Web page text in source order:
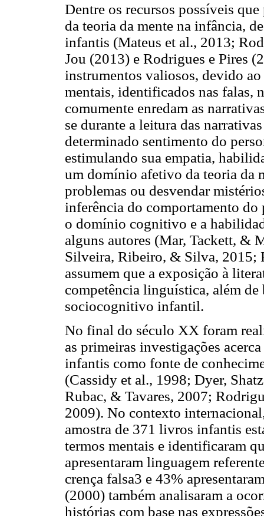
Dentre os recursos possíveis
da teoria da mente na infância,
infantis (Mateus et al., 2013;
Jou (2013) e Rodrigues e Pires
instrumentos valiosos, devido
mentais, identificados nas falas,
comumente enredam as
se durante a leitura das
determinado sentimento do
estimulando sua empatia,
um domínio afetivo da teoria da
problemas ou desvendar
inferência do comportamento do
o domínio cognitivo e a
alguns autores (Mar, Tackett, &
Silveira, Ribeiro, & Silva, 2015;
assumem que a exposição à
competência linguística, além
sociocognitivo infantil.
No final do século XX foram
as primeiras investigações
infantis como fonte de
(Cassidy et al., 1998; Dyer,
Rubac, & Tavares, 2007;
2009). No contexto
amostra de 371 livros infantis
termos mentais e identificaram
apresentaram linguagem
crença falsa3 e 43%
(2000) também analisaram a
histórias com base nas